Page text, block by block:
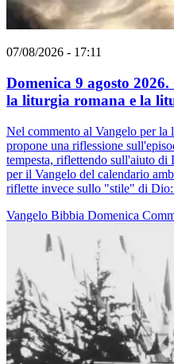
07/08/2026 - 17:11
Domenica 9 agosto
la liturgia romana e la
Nel commento al Vangelo per
propone una riflessione
tempesta, riflettendo sull'aiuto
per il Vangelo del calendario
riflette invece sullo "stile" di
Vangelo Bibbia Domenica